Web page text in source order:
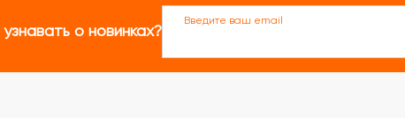
о новинках?
Введите ваш email